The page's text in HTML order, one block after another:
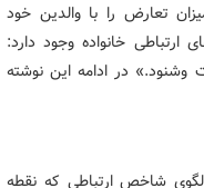
تعارض را با والدین خود
ارتباطی خانواده وجود دارد:
وشنود.» در ادامه این نوشته
شاخص ارتباطی که نقطه